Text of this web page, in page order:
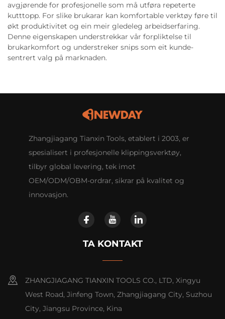
avgjørende for profesjonelle som må utføra repeterte
kutttopp. For slike brukarar kan komfortable verktøy føre til
økt produktivitet og ein meir gledeleg arbeidserfaring.
Denne eigenskapen understrekkar vår forpliktelse til
brukarkomfort og understreker snips som eit kunde-
sentrert valg på marknaden.
Zhangjiagang Tianxin Tools, etablert i 2003, er
spesialisert i profesjonelle klippingsverktøy,
tilbyr global levering, tek imot
OEM/ODM/OBM-ordrar, sikrar på kvalitet og
innovasjon.
TA KONTAKT
ZHANGJIAGANG TIANXIN TOOLS CO., LTD, Xingyu
West Road, Jinfeng Town, Zhangjiagang City, Suzhou
City, Jiangsu Province, Kina